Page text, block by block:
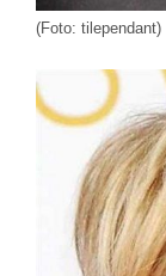
(Foto: tilependant)